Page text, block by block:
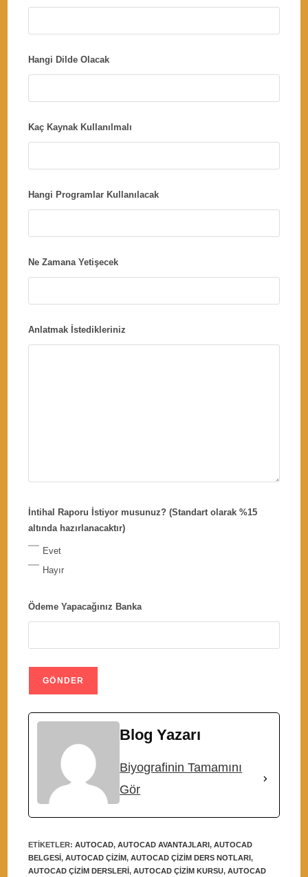
Hangi Dilde Olacak
Kaç Kaynak Kullanılmalı
Hangi Programlar Kullanılacak
Ne Zamana Yetişecek
Anlatmak İstedikleriniz
İntihal Raporu İstiyor musunuz? (Standart olarak %15
altında hazırlanacaktır)
Evet
Hayır
Ödeme Yapacağınız Banka
Blog Yazarı
Biyografinin Tamamını
Gör
ETIKETLER:AUTOCAD, AUTOCAD AVANTAJLARI, AUTOCAD
BELGESI, AUTOCAD ÇIZIM, AUTOCAD ÇIZIM DERS NOTLARI,
AUTOCAD ÇIZIM DERSLERI, AUTOCAD ÇIZIM KURSU, AUTOCAD